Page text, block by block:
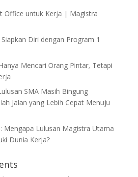
Office untuk Kerja | Magistra
Diri dengan Program 1
Mencari Orang Pintar, Tetapi
SMA Masih Bingung
Jalan yang Lebih Cepat Menuju
Mengapa Lulusan Magistra Utama
Dunia Kerja?